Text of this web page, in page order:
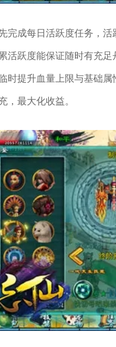
完成每日活跃度任务，
活跃度能保证随时有充
时提升血量上限与基础
，最大化收益。